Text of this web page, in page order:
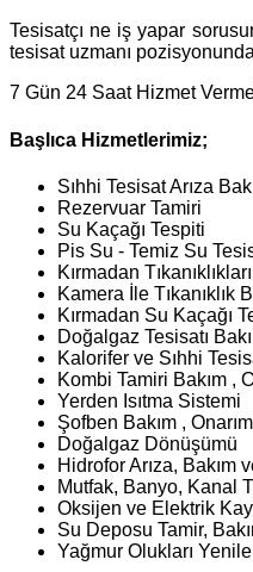
Tesisatçı ne iş yapar
tesisat uzmanı
7 Gün 24 Saat Hizmet
Başlıca Hizmetlerimiz;
Sıhhi Tesisat Arıza
Rezervuar Tamiri
Su Kaçağı Tespiti
Pis Su - Temiz Su
Kırmadan
Kamera İle Tıkanıklık
Kırmadan Su Kaçağı
Doğalgaz Tesisatı
Kalorifer ve Sıhhi
Kombi Tamiri Bakım ,
Yerden Isıtma Sistemi
Şofben Bakım , Onarım
Doğalgaz Dönüşümü
Hidrofor Arıza, Bakım
Mutfak, Banyo, Kanal
Oksijen ve Elektrik
Su Deposu Tamir,
Yağmur Olukları